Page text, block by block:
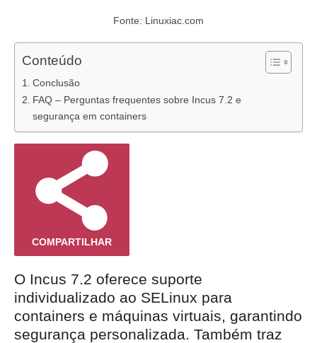
Fonte: Linuxiac.com
Conteúdo
Conclusão
FAQ – Perguntas frequentes sobre Incus 7.2 e
segurança em containers
COMPARTILHAR
O Incus 7.2 oferece suporte
individualizado ao SELinux para
containers e máquinas virtuais, garantindo
segurança personalizada. Também traz